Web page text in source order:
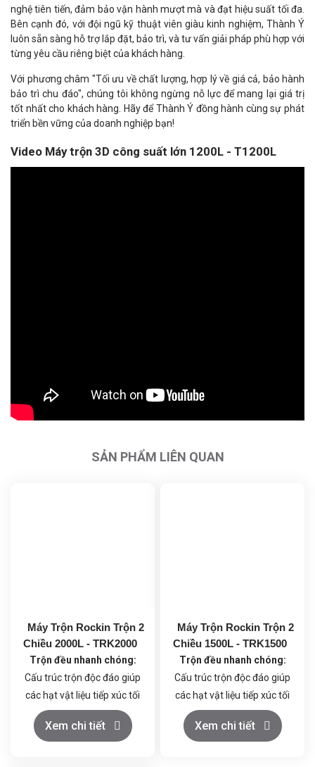
nghệ tiên tiến, đảm bảo vận hành mượt mà và đạt hiệu suất tối đa.
Bên cạnh đó, với đội ngũ kỹ thuật viên giàu kinh nghiệm, Thành Ý
luôn sẵn sàng hỗ trợ lắp đặt, bảo trì, và tư vấn giải pháp phù hợp với
từng yêu cầu riêng biệt của khách hàng.
Với phương châm "Tối ưu về chất lượng, hợp lý về giá cả, bảo hành
bảo trì chu đáo", chúng tôi không ngừng nỗ lực để mang lại giá trị
tốt nhất cho khách hàng. Hãy để Thành Ý đồng hành cùng sự phát
triển bền vững của doanh nghiệp bạn!
Video Máy trộn 3D công suất lớn 1200L - T1200L
SẢN PHẨM LIÊN QUAN
Máy Trộn Rockin Trộn 2
Chiều 2000L - TRK2000
Trộn đều nhanh chóng:
Cấu trúc trộn độc đáo giúp
các hạt vật liệu tiếp xúc tối
đa, đảm bảo hỗn hợp đồng
nhất trong thời gian ngắn.
Xem chi tiết
Máy Trộn Rockin Trộn 2
Chiều 1500L - TRK1500
Trộn đều nhanh chóng:
Cấu trúc trộn độc đáo giúp
các hạt vật liệu tiếp xúc tối
đa, đảm bảo hỗn hợp đồng
nhất trong thời gian ngắn.
Xem chi tiết